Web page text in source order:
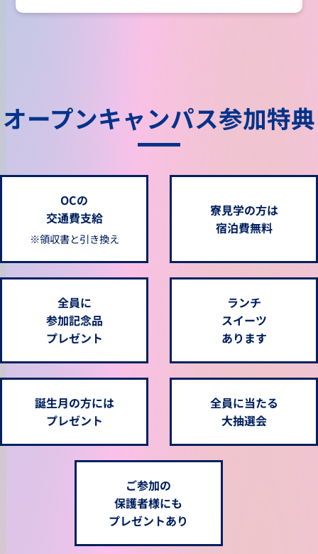
オープンキャンパス参加特典
OCの
交通費支給
※領収書と引き換え
寮見学の方は
宿泊費無料
全員に
参加記念品
プレゼント
ランチ
スイーツ
あります
誕生月の方には
プレゼント
全員に当たる
大抽選会
ご参加の
保護者様にも
プレゼントあり